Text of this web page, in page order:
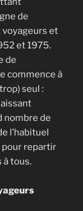
de
voyageurs et
et 1975.
de
commence à
seul :
nombre de
l’habituel
pour repartir
à tous.